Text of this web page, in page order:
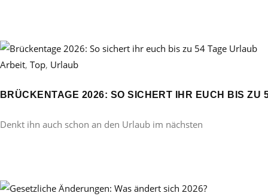
Arbeit, Top, Urlaub
BRÜCKENTAGE 2026: SO SICHERT IHR EUCH BIS ZU
Denkt ihn auch schon an den Urlaub im nächsten